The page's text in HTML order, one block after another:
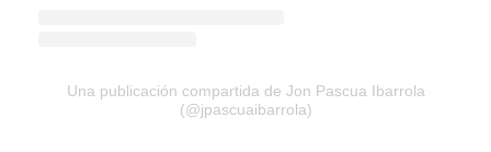
Una publicación compartida de Jon Pascua Ibarrola
(@jpascuaibarrola)